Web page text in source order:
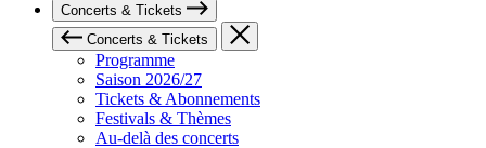
Concerts & Tickets
Concerts & Tickets
Programme
Saison 2026/27
Tickets & Abonnements
Festivals & Thèmes
Au-delà des concerts